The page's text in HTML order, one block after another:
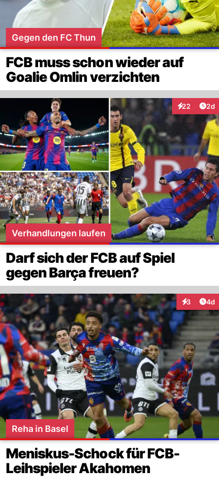
Gegen den FC Thun
FCB muss schon wieder auf
Goalie Omlin verzichten
22
Interaktionen
2d
Verhandlungen laufen
Darf sich der FCB auf Spiel
gegen Barça freuen?
3 4d
Reha in Basel
Meniskus-Schock für FCB-
Leihspieler Akahomen